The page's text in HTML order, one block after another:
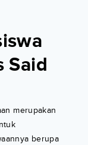
Said
merupakan
berupa